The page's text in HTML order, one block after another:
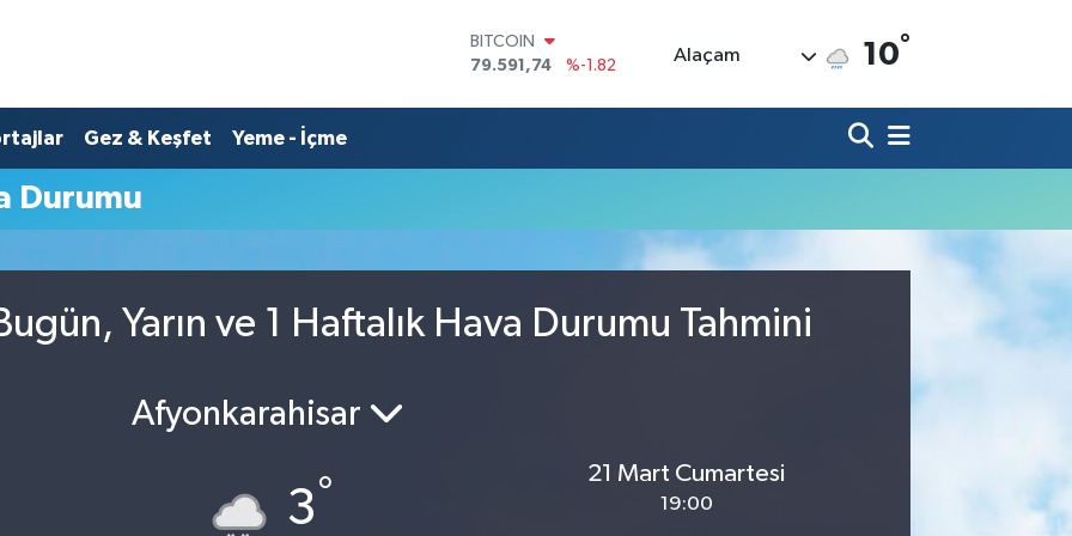
BITCOIN
79.591,74
%-1.82
14.598,00
Alaçam 10°
Gez & Keşfet Yeme - İçme
Durumu
Yarın ve 1 Haftalık Hava Durumu Tahmini
Afyonkarahisar
3°
21 Mart Cumartesi
19:00